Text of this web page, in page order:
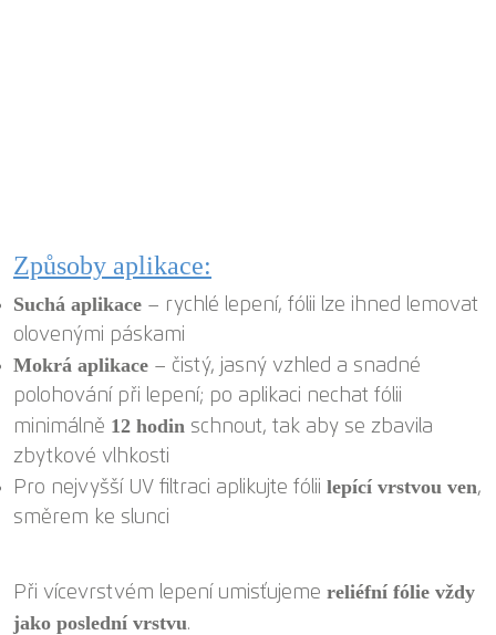
Způsoby aplikace:
Suchá aplikace – rychlé lepení, fólii lze ihned lemovat
olovenými páskami
Mokrá aplikace – čistý, jasný vzhled a snadné
polohování při lepení; po aplikaci nechat fólii
minimálně 12 hodin schnout, tak aby se zbavila
zbytkové vlhkosti
Pro nejvyšší UV filtraci aplikujte fólii lepící vrstvou ven,
směrem ke slunci
Při vícevrstvém lepení umisťujeme reliéfní fólie vždy
jako poslední vrstvu.